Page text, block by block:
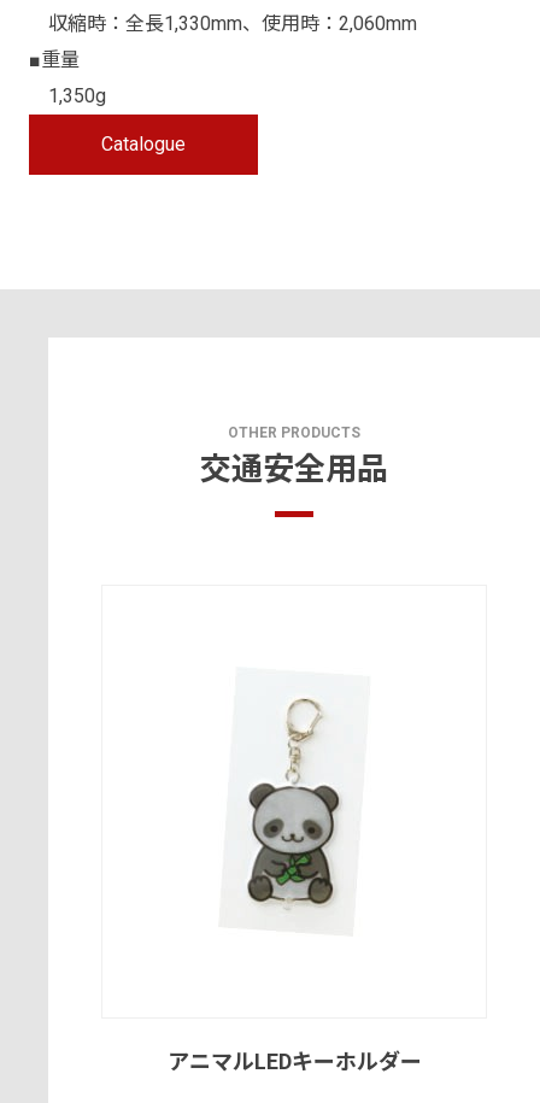
収縮時：全長1,330mm、使用時：2,060mm
■重量
1,350g
Catalogue
OTHER PRODUCTS
交通安全用品
アニマルLEDキーホルダー